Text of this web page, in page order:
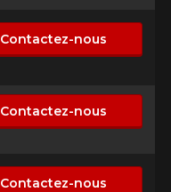
Contactez-nous
Contactez-nous
Contactez-nous